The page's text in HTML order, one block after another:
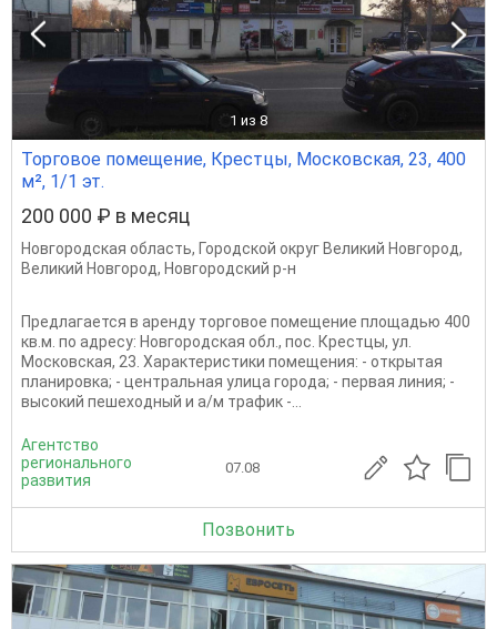
1 из 8
Торговое помещение, Крестцы, Московская, 23, 400
м², 1/1 эт.
200 000 ₽ в месяц
Новгородская область, Городской округ Великий Новгород,
Великий Новгород, Новгородский р-н
Предлагается в аренду торговое помещение площадью 400
кв.м. по адресу: Новгородская обл., пос. Крестцы, ул.
Московская, 23. Характеристики помещения: - открытая
планировка; - центральная улица города; - первая линия; -
высокий пешеходный и а/м трафик -...
Агентство
регионального
развития
07.08
Позвонить